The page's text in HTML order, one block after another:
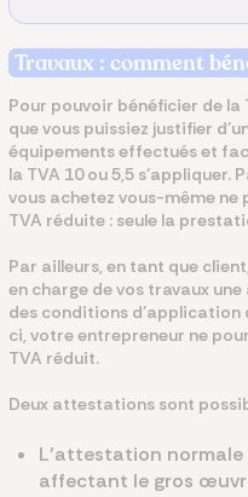
Travaux : comment
Pour pouvoir bénéficier de
que vous puissiez justifier
équipements effectués et
la TVA 10 ou 5,5 s’appliquer.
vous achetez vous-même ne
TVA réduite : seule la
Par ailleurs, en tant que
en charge de vos travaux
des conditions d'application
ci, votre entrepreneur ne
TVA réduit.
Deux attestations sont
L’attestation normale
affectant le gros